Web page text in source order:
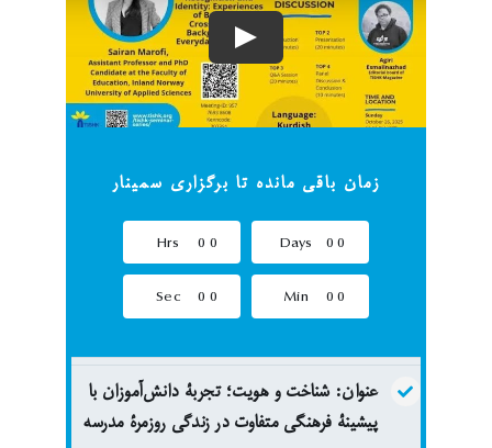
زمان باقی مانده تا برگزاری سمینار
00
Days
00
Hrs
00
Min
00
Sec
عنوان: شناخت و هویت؛ تجربۀ دانش‌آموزان با
پیشینۀ فرهنگی متفاوت در زندگی روزمرۀ مدرسه